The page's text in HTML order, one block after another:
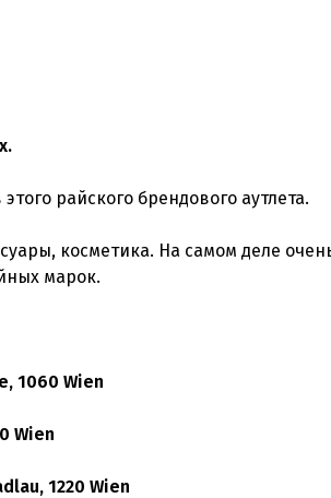
райского брендового аутлета.
косметика. На самом деле
марок.
1060 Wien
Wien
1220 Wien